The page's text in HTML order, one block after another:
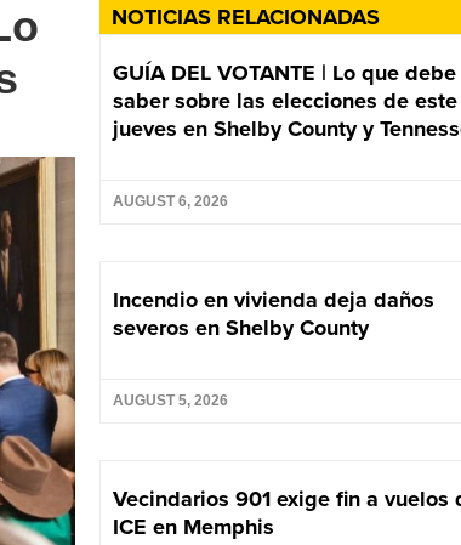
NOTICIAS RELACIONADAS
GUÍA DEL VOTANTE | Lo que debe
saber sobre las elecciones de este
jueves en Shelby County y
AUGUST 6, 2026
Incendio en vivienda deja daños
severos en Shelby County
AUGUST 5, 2026
Vecindarios 901 exige fin a vuelos
ICE en Memphis